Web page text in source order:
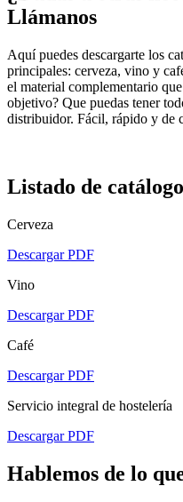
Llámanos
Aquí puedes descargarte los
principales: cerveza, vino y
el material complementario
objetivo? Que puedas tener
distribuidor. Fácil, rápido y de
Listado de
Cerveza
Descargar PDF
Vino
Descargar PDF
Café
Descargar PDF
Servicio integral de hostelería
Descargar PDF
Hablemos de lo